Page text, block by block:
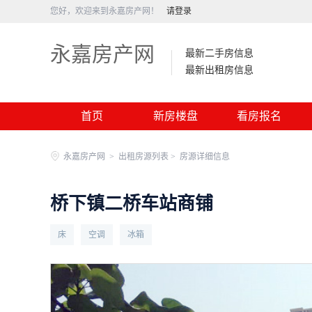
您好，欢迎来到永嘉房产网！ 请登录
永嘉房产网
最新二手房信息
最新出租房信息
首页 新房楼盘 看房报名
永嘉房产网 > 出租房源列表 > 房源详细信息
桥下镇二桥车站商铺
床 空调 冰箱